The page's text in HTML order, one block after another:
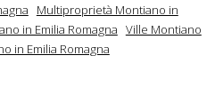
Multiproprietà Montiano in
in Emilia Romagna Ville Montiano
in Emilia Romagna